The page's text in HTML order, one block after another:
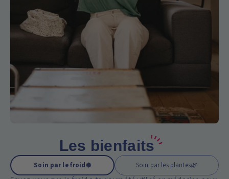
Les bienfaits
Soin par le froid❄️ Soin par les plantes🌿